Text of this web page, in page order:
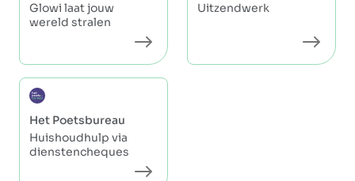
Glowi laat jouw
wereld stralen
Uitzendwerk
Het Poetsbureau
Huishoudhulp via
dienstencheques